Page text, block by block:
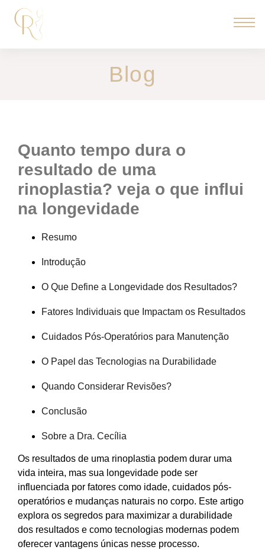
Blog
quanto tempo dura o
resultado de uma
rinoplastia? veja o que influi
na longevidade
Resumo
Introdução
O Que Define a Longevidade dos Resultados?
Fatores Individuais que Impactam os Resultados
Cuidados Pós-Operatórios para Manutenção
O Papel das Tecnologias na Durabilidade
Quando Considerar Revisões?
Conclusão
Sobre a Dra. Cecília
Os resultados de uma rinoplastia podem durar uma
vida inteira, mas sua longevidade pode ser
influenciada por fatores como idade, cuidados pós-
operatórios e mudanças naturais no corpo. Este artigo
explora os segredos para maximizar a durabilidade
dos resultados e como tecnologias modernas podem
oferecer vantagens únicas nesse processo.